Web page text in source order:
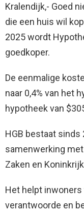
Kralendijk,- Goed
die een huis wil
2025 wordt
goedkoper.
De eenmalige
naar 0,4% van het
hypotheek van
HGB bestaat sinds
samenwerking
Zaken en
Het helpt inwoners
verantwoorde en